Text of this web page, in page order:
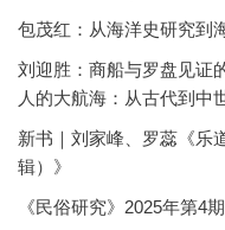
包茂红：从海洋史研究到
刘迎胜：商船与罗盘见
人的大航海：从古代到中
新书｜刘家峰、罗蕊《乐
辑）》
《民俗研究》2025年第4